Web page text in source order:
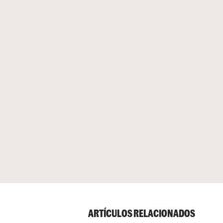
ARTÍCULOS RELACIONADOS